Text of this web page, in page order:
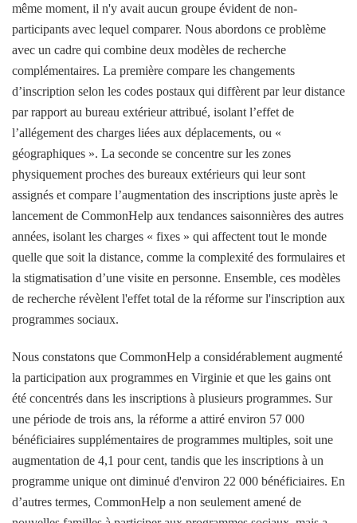
même moment, il n'y avait aucun groupe évident de non-
participants avec lequel comparer. Nous abordons ce problème
avec un cadre qui combine deux modèles de recherche
complémentaires. La première compare les changements
d’inscription selon les codes postaux qui diffèrent par leur distance
par rapport au bureau extérieur attribué, isolant l’effet de
l’allégement des charges liées aux déplacements, ou «
géographiques ». La seconde se concentre sur les zones
physiquement proches des bureaux extérieurs qui leur sont
assignés et compare l’augmentation des inscriptions juste après le
lancement de CommonHelp aux tendances saisonnières des autres
années, isolant les charges « fixes » qui affectent tout le monde
quelle que soit la distance, comme la complexité des formulaires et
la stigmatisation d’une visite en personne. Ensemble, ces modèles
de recherche révèlent l'effet total de la réforme sur l'inscription aux
programmes sociaux.
Nous constatons que CommonHelp a considérablement augmenté
la participation aux programmes en Virginie et que les gains ont
été concentrés dans les inscriptions à plusieurs programmes. Sur
une période de trois ans, la réforme a attiré environ 57 000
bénéficiaires supplémentaires de programmes multiples, soit une
augmentation de 4,1 pour cent, tandis que les inscriptions à un
programme unique ont diminué d'environ 22 000 bénéficiaires. En
d’autres termes, CommonHelp a non seulement amené de